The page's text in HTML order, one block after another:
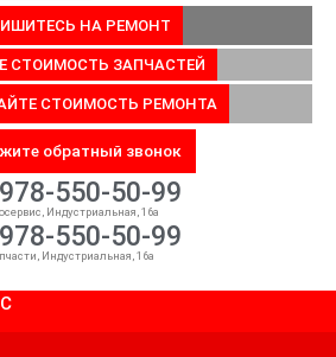
НА РЕМОНТ
СТОИМОСТЬ ЗАПЧАСТЕЙ
СТОИМОСТЬ РЕМОНТА
обратный звонок
550-50-99
Индустриальная, 16а
550-50-99
Индустриальная, 16а